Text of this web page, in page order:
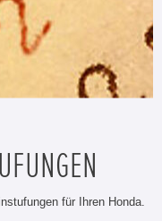
für Ihren Honda.